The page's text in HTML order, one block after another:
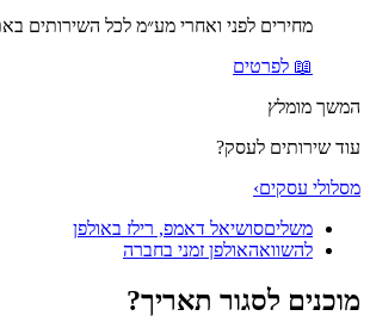
מחירים לפני ואחרי מע״מ לכל השירותים
📖 לפרטים
המשך מומלץ
עוד שירותים לעסק?
מסלולי עסקים›
משליםסושיאל דאמפ, רילז באולפן
להשוואהאולפן זמני בחברה
מוכנים לסגור תאריך?